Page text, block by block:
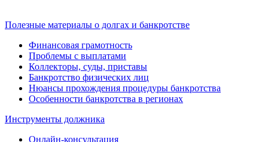
Полезные материалы о долгах и банкротстве
Финансовая грамотность
Проблемы с выплатами
Коллекторы, суды, приставы
Банкротство физических лиц
Нюансы прохождения процедуры банкротства
Особенности банкротства в регионах
Инструменты должника
Онлайн-консультация